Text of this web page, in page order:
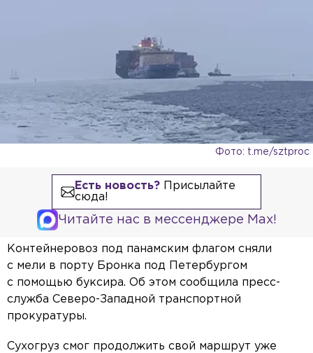
Фото: t.me/sztproc
Есть новость?Присылайте
сюда!
Читайте нас в мессенджере Max!
Контейнеровоз под панамским флагом сняли
с мели в порту Бронка под Петербургом
с помощью буксира. Об этом сообщила пресс-
служба Северо-Западной транспортной
прокуратуры.
Сухогруз смог продолжить свой маршрут уже